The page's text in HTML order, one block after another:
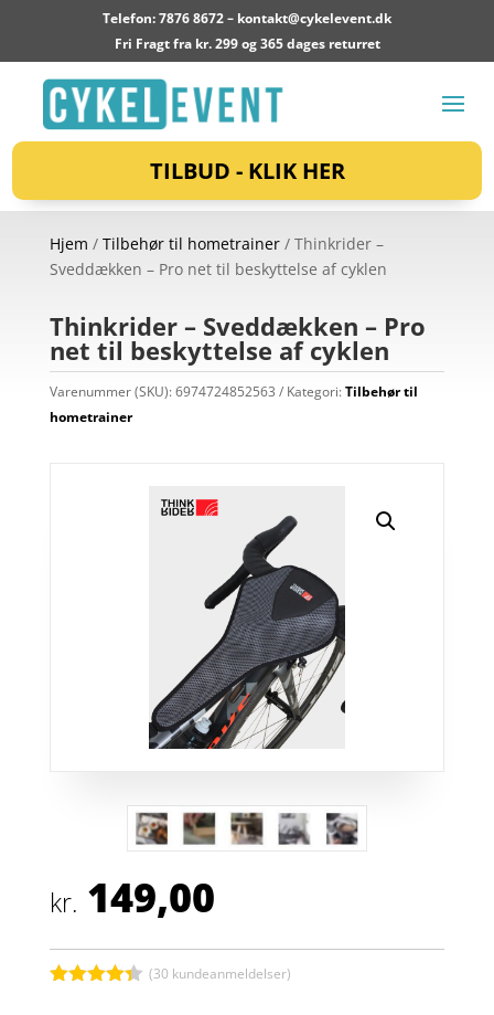
Telefon: 7876 8672 – kontakt@cykelevent.dk
Fri Fragt fra kr. 299 og 365 dages returret
TILBUD - KLIK HER
Hjem / Tilbehør til hometrainer/ Thinkrider –
Sveddækken – Pro net til beskyttelse af cyklen
Thinkrider – Sveddækken – Pro
net til beskyttelse af cyklen
Varenummer (SKU):6974724852563 Kategori:Tilbehør til
hometrainer
kr. 149,00
(30 kundeanmeldelser)